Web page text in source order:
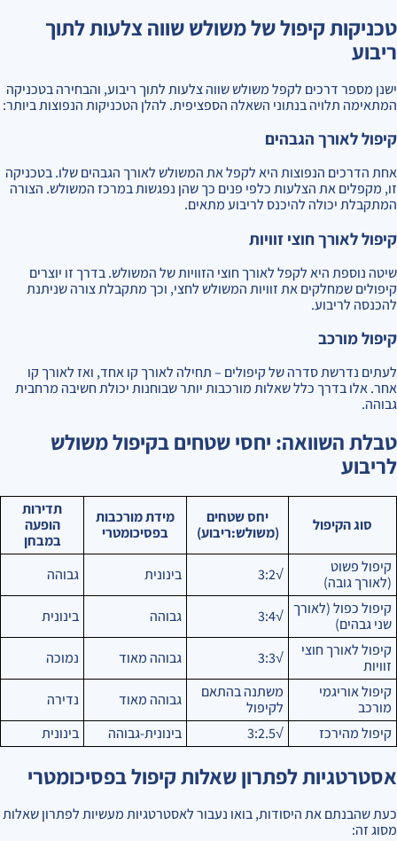
טכניקות קיפול של משולש שווה צלעות לתוך
ריבוע
ישנן מספר דרכים לקפל משולש שווה צלעות לתוך ריבוע, והבחירה בטכניקה
המתאימה תלויה בנתוני השאלה הספציפית. להלן הטכניקות הנפוצות ביותר:
קיפול לאורך הגבהים
אחת הדרכים הנפוצות היא לקפל את המשולש לאורך הגבהים שלו. בטכניקה
זו, מקפלים את הצלעות כלפי פנים כך שהן נפגשות במרכז המשולש. הצורה
המתקבלת יכולה להיכנס לריבוע מתאים.
קיפול לאורך חוצי זוויות
שיטה נוספת היא לקפל לאורך חוצי הזוויות של המשולש. בדרך זו יוצרים
קיפולים שמחלקים את זוויות המשולש לחצי, וכך מתקבלת צורה שניתנת
להכנסה לריבוע.
קיפול מורכב
לעתים נדרשת סדרה של קיפולים – תחילה לאורך קו אחד, ואז לאורך קו
אחר. אלו בדרך כלל שאלות מורכבות יותר שבוחנות יכולת חשיבה מרחבית
גבוהה.
טבלת השוואה: יחסי שטחים בקיפול משולש
לריבוע
סוג הקיפול
יחס שטחים
(משולש:ריבוע)
מידת מורכבות
בפסיכומטרי
תדירות
הופעה
במבחן
קיפול פשוט
(לאורך גובה)
√3:2 בינונית
גבוהה
קיפול כפול (לאורך
שני גבהים)
√3:4 גבוהה
בינונית
קיפול לאורך חוצי
זוויות
√3:3 גבוהה מאוד
נמוכה
קיפול אוריגמי
מורכב
משתנה בהתאם
לקיפול
גבוהה מאוד
נדירה
קיפול מהירכז
√3:2.5 בינונית-גבוהה בינונית
אסטרטגיות לפתרון שאלות קיפול בפסיכומטרי
כעת שהבנתם את היסודות, בואו נעבור לאסטרטגיות מעשיות לפתרון שאלות
מסוג זה: